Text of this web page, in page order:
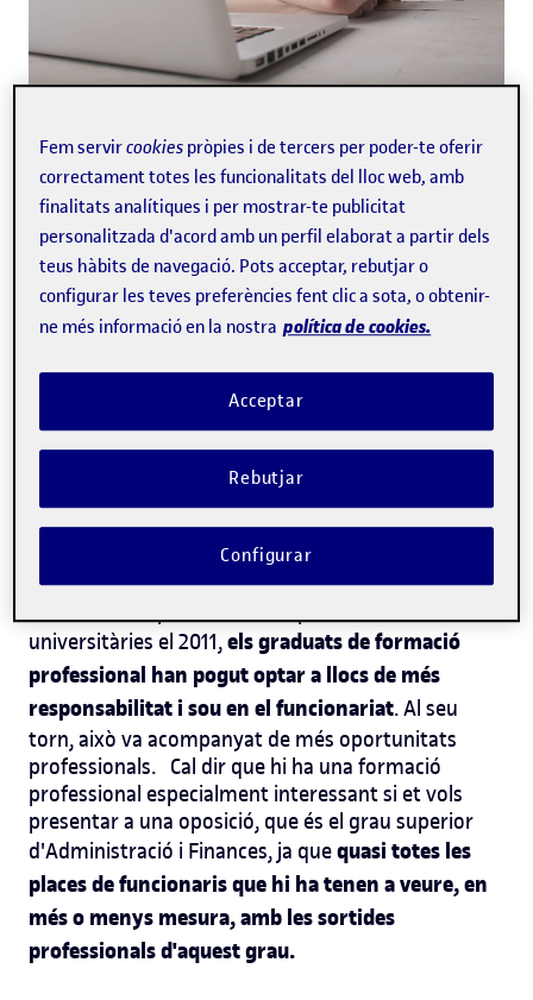
El 2011, amb l'aplicació de la nova regulació de
l'Estatut bàsic de l'empleat públic, es va ampliar el
ventall d'oposicions amb grau superior que l'Estat
oferia. Per aquesta raó, els darrers anysla formació
professional s'ha convertit en un dels camins
principals dels joves cap a la inserció laboral.
Tant si tens un grau superior i consideres la
t'explicarem a quines
oposicions amb grau superior pots optar.
Què m'ofereixen les oposicions
amb grau superior?
universitàries el 2011,els graduats de formació
professional han pogut optar a llocs de més
responsabilitat i sou en el funcionariat. Al seu
torn, això va acompanyat de més oportunitats
professionals. Cal dir que hi ha una formació
professional especialment interessant si et vols
presentar a una oposició, que és el grau superior
d'Administració i Finances, ja quequasi totes les
places de funcionaris que hi ha tenen a veure, en
més o menys mesura, amb les sortides
professionals d'aquest grau.
Fem servircookies pròpies i de tercers per poder-te oferir
correctament totes les funcionalitats del lloc web, amb
finalitats analítiques i per mostrar-te publicitat
personalitzada d'acord amb un perfil elaborat a partir dels
teus hàbits de navegació. Pots acceptar, rebutjar o
configurar les teves preferències fent clic a sota, o obtenir-
ne més informació en la nostra política de cookies.
Rebutjar
Acceptar
Configurar